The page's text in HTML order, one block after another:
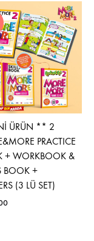
ÜRÜN ** 2
PRACTICE
+ WORKBOOK &
BOOK +
(3 LÜ SET)